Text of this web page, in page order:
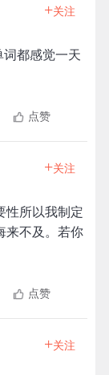
+关注
词都感觉一天
点赞
+关注
性所以我制定
来不及。若你
点赞
+关注